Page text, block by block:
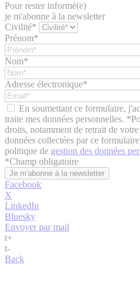
Pour rester informé(e)
je m'abonne à la newsletter
Civilité*
Prénom*
Nom*
Adresse électronique*
En soumettant ce formulaire,
traite mes données personnelles.
droits, notamment de retrait de
données collectées par ce
politique de gestion des données
*Champ obligatoire
Facebook
X
LinkedIn
Bluesky
Envoyer par mail
t+
t-
Back